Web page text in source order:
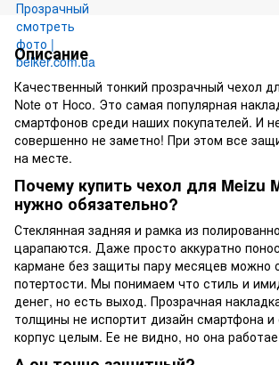
Описание
Качественный тонкий прозрачный чехол
Note от Hoco. Это самая популярная
смартфонов среди наших покупателей. И
совершенно не заметно! При этом все
на месте.
Почему купить чехол для Meizu
нужно обязательно?
Стеклянная задняя и рамка из
царапаются. Даже просто аккуратно
кармане без защиты пару месяцев можно
потертости. Мы понимаем что стиль и
денег, но есть выход. Прозрачная
толщины не испортит дизайн смартфона и
корпус целым. Ее не видно, но она